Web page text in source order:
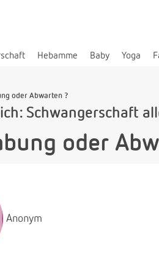
Hebamme Baby Yoga
oder Abwarten ?
Schwangerschaft
oder
Anonym